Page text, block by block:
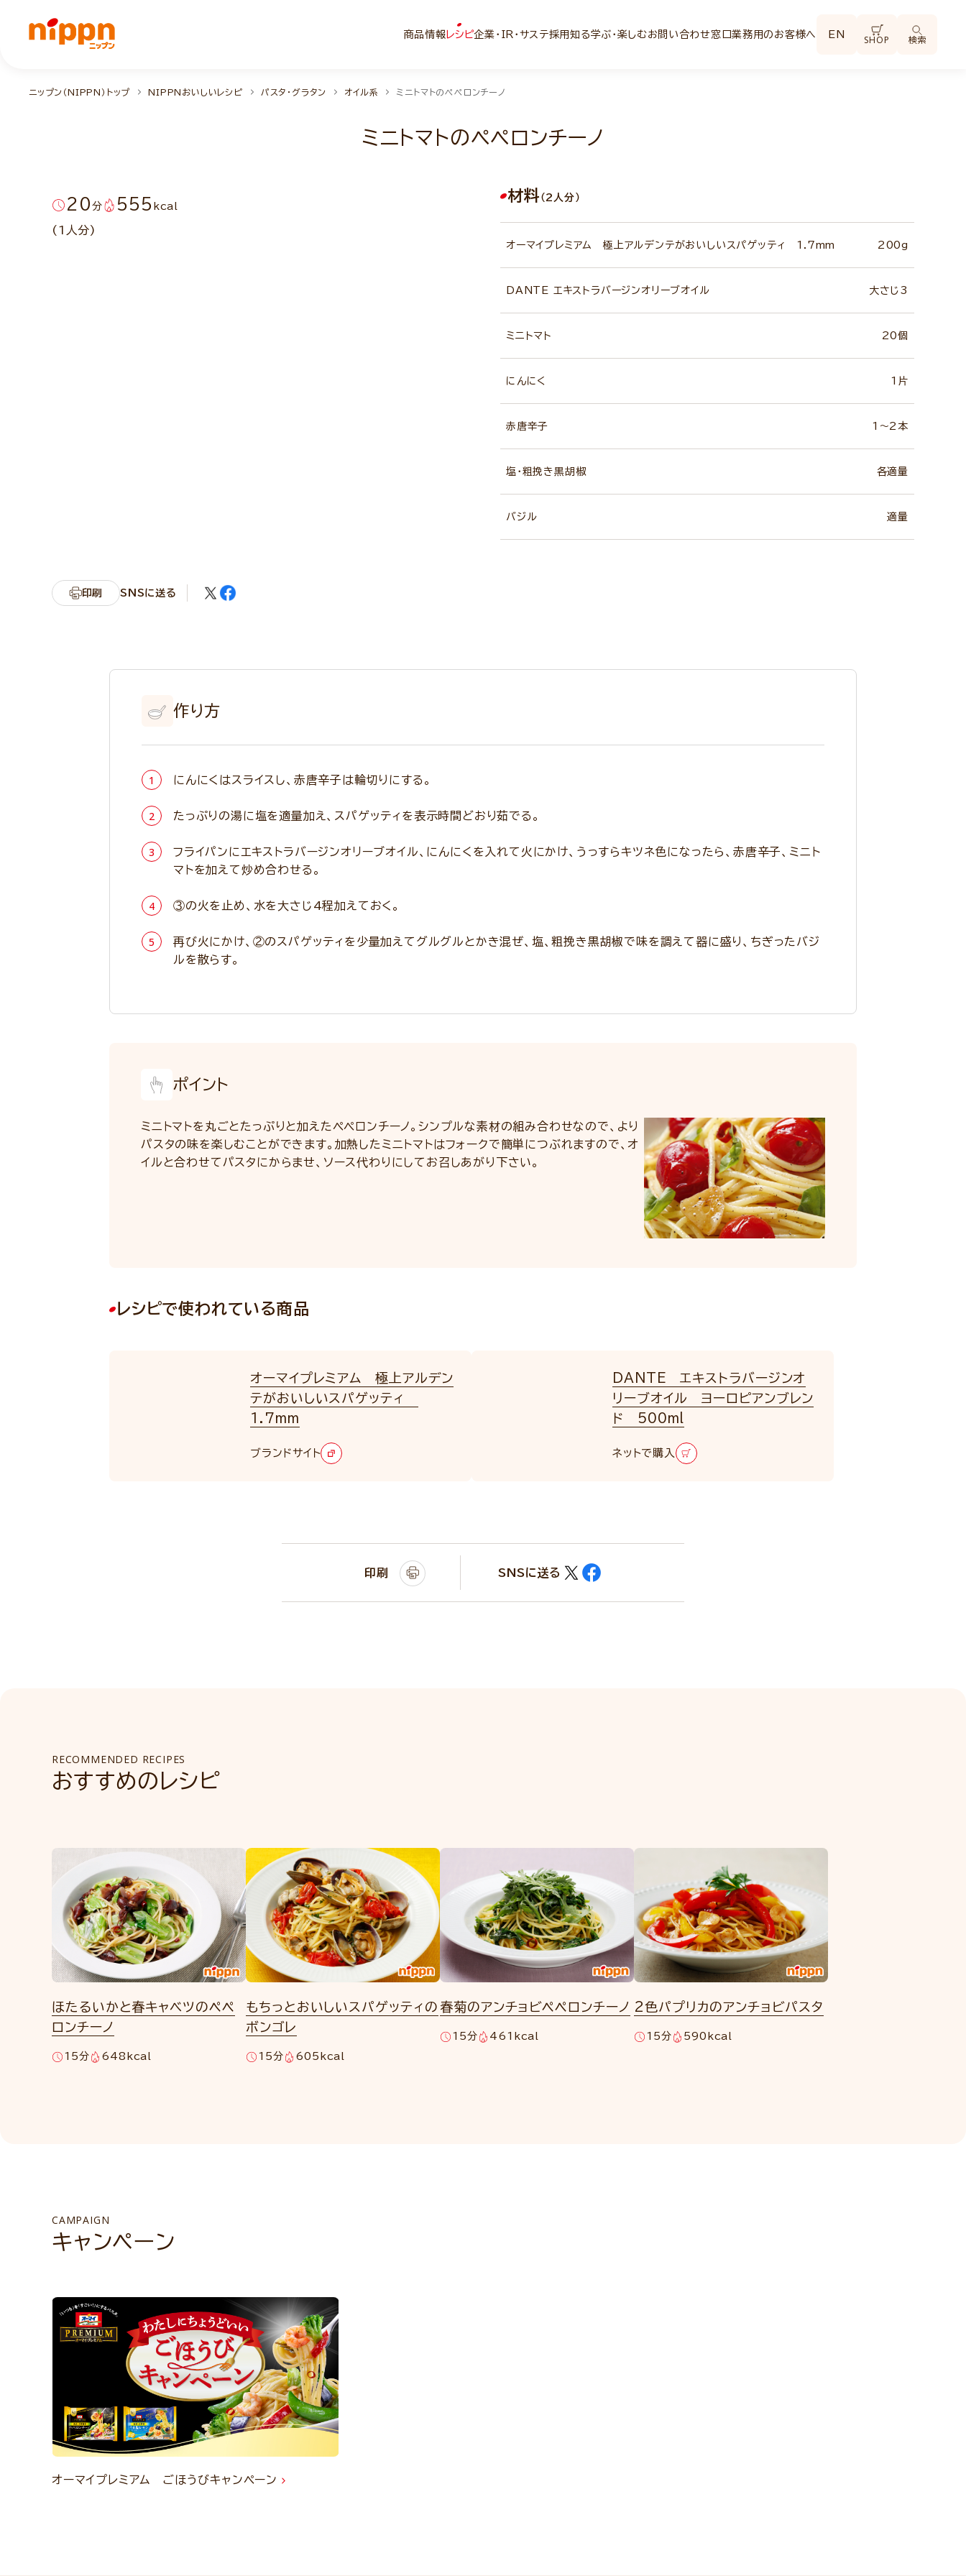
商品情報 レシピ企業・IR・サステ採用知る学ぶ・楽しむお問い合わせ窓口業務用のお客様へ EN SHOP 検索
ニップン（NIPPN）トップ NIPPNおいしいレシピ パスタ・グラタン オイル系 ミニトマトのペペロンチーノ
ミニトマトのペペロンチーノ
20 分 555 kcal
(1人分)
材料 （2人分）
オーマイプレミアム 極上アルデンテがおいしいスパゲッティ 1.7mm 200g
DANTE エキストラバージンオリーブオイル 大さじ3
ミニトマト 20個
にんにく 1片
赤唐辛子 1～2本
塩・粗挽き黒胡椒 各適量
バジル 適量
印刷 SNSに送る
作り方
にんにくはスライスし、赤唐辛子は輪切りにする。
たっぷりの湯に塩を適量加え、スパゲッティを表示時間どおり茹でる。
フライパンにエキストラバージンオリーブオイル、にんにくを入れて火にかけ、うっすらキツネ色になったら、赤唐辛子、ミニト
マトを加えて炒め合わせる。
③の火を止め、水を大さじ4程加えておく。
再び火にかけ、②のスパゲッティを少量加えてグルグルとかき混ぜ、塩、粗挽き黒胡椒で味を調えて器に盛り、ちぎったバジ
ルを散らす。
ポイント
ミニトマトを丸ごとたっぷりと加えたペペロンチーノ。シンプルな素材の組み合わせなので、より
パスタの味を楽しむことができます。加熱したミニトマトはフォークで簡単につぶれますので、オ
イルと合わせてパスタにからませ、ソース代わりにしてお召しあがり下さい。
レシピで使われている商品
オーマイプレミアム 極上アルデン
テがおいしいスパゲッティ
1.7mm
ブランドサイト
DANTE エキストラバージンオ
リーブオイル ヨーロピアンブレン
ド 500ml
ネットで購入
印刷 SNSに送る
RECOMMENDED RECIPES
おすすめのレシピ
ほたるいかと春キャベツのペペ
ロンチーノ
15分 648kcal
もちっとおいしいスパゲッティの
ボンゴレ
15分 605kcal
春菊のアンチョビペペロンチーノ
15分 461kcal
2色パプリカのアンチョビパスタ
15分 590kcal
CAMPAIGN
キャンペーン
オーマイプレミアム ごほうびキャンペーン